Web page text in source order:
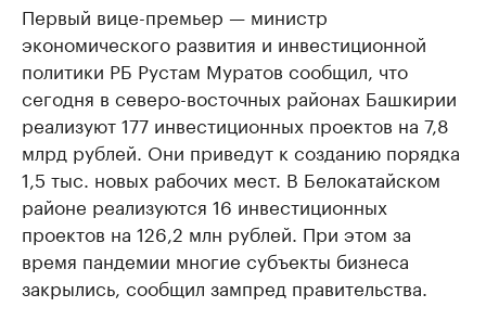
Первый вице-премьер — министр
экономического развития и инвестиционной
политики РБ Рустам Муратов сообщил, что
сегодня в северо-восточных районах Башкирии
реализуют 177 инвестиционных проектов на 7,8
млрд рублей. Они приведут к созданию порядка
1,5 тыс. новых рабочих мест. В Белокатайском
районе реализуются 16 инвестиционных
проектов на 126,2 млн рублей. При этом за
время пандемии многие субъекты бизнеса
закрылись, сообщил зампред правительства.